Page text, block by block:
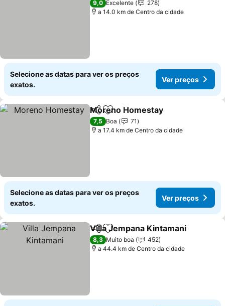
9,0 Excelente
278
a 14.0 km de Centro da cidade
Selecione as datas para ver os preços
exatos.
Ver preços
PartilharAdicionar aos favoritos
Moreno Homestay
7,5 Boa
71
a 17.4 km de Centro da cidade
Selecione as datas para ver os preços
exatos.
Ver preços
PartilharAdicionar aos favoritos
Villa Jempana Kintamani
8,3 Muito boa
452
a 44.4 km de Centro da cidade